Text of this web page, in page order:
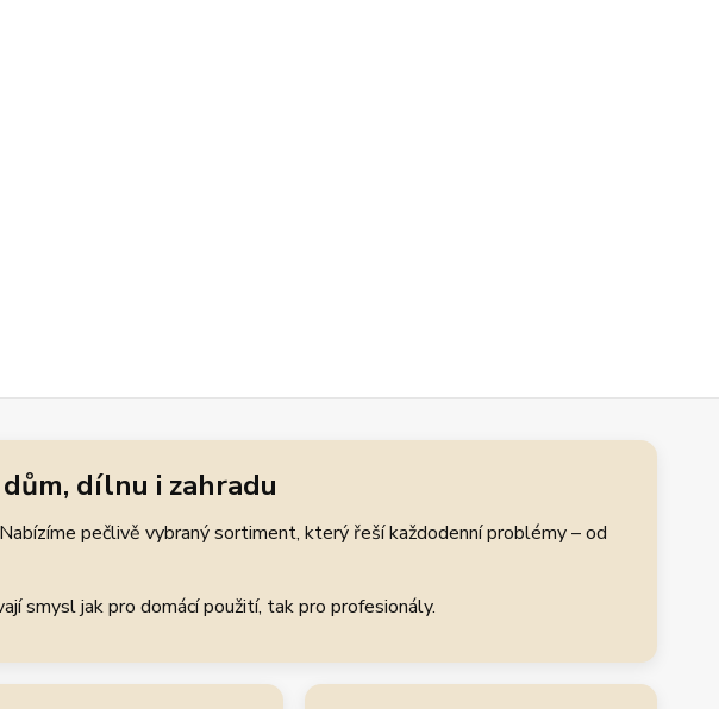
dílnu i zahradu
pečlivě vybraný sortiment, který řeší každodenní problémy – od
smysl jak pro domácí použití, tak pro profesionály.